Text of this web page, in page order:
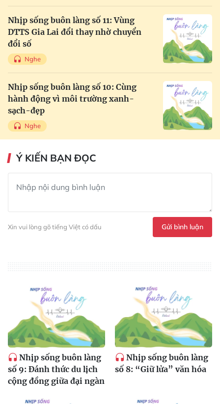
Nhịp sống buôn làng số 11: Vùng
DTTS Gia Lai đổi thay nhờ chuyển
đổi số
Nghe
Nhịp sống buôn làng số 10: Cùng
hành động vì môi trường xanh-
sạch-đẹp
Nghe
Ý KIẾN BẠN ĐỌC
Xin vui lòng gõ tiếng Việt có dấu Gửi bình luận
Nhịp sống buôn làng
số 9: Đánh thức du lịch
cộng đồng giữa đại ngàn
Nhịp sống buôn làng
số 8: “Giữ lửa” văn hóa